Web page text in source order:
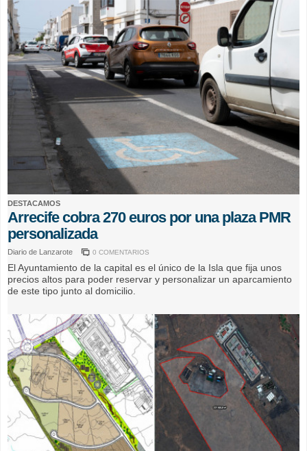
DESTACAMOS
Arrecife cobra 270 euros por una plaza PMR
personalizada
Diario de Lanzarote 0 COMENTARIOS
El Ayuntamiento de la capital es el único de la Isla que fija unos
precios altos para poder reservar y personalizar un aparcamiento
de este tipo junto al domicilio.